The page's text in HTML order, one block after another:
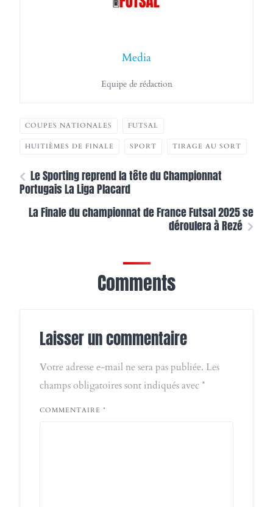
Media
Equipe de rédaction
COUPES NATIONALES FUTSAL
HUITIÈMES DE FINALE SPORT TIRAGE AU SORT
Le Sporting reprend la tête du Championnat
Portugais La Liga Placard
La Finale du championnat de France Futsal 2025 se
déroulera à Rezé
Comments
Laisser un commentaire
Votre adresse e-mail ne sera pas publiée. Les
champs obligatoires sont indiqués avec*
COMMENTAIRE *